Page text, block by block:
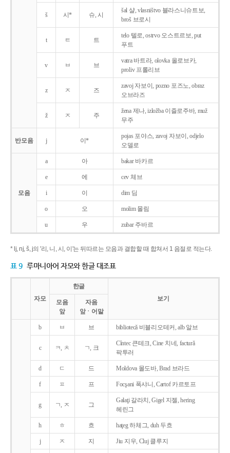
š 시* 슈, 시
šal 샬, vlasništvo 블라스니슈트보,
broš 브로시
t ㅌ 트
telo 텔로, ostrvo 오스트르보, put
푸트
v ㅂ 브
vatra 바트라, olovka 올로브카,
proliv 프롤리브
z ㅈ 즈
zavoj 자보이, pozno 포즈노, obraz
오브라즈
ž ㅈ 주
žena 제나, izložba 이즐로주바, muž
무주
반모음 j 이*
pojas 포야스, zavoj 자보이, odjelo
오델로
모음
a 아 bakar 바카르
e 에 cev 체브
i 이 dim 딤
o 오 molim 몰림
u 우 zubar 주바르
* lj, nj, š, j의 '리, 니, 시, 이'는 뒤따르는 모음과 결합할 때 합쳐서 1 음절로 적는다.
표 9 루마니아어 자모와 한글 대조표
자모
한글
보기
모음
앞
자음
앞ㆍ어말
b ㅂ 브 bibliotecǎ 비블리오테커, alb 알브
c ㅋ, ㅊ ㄱ, 크
Cîntec 큰테크, Cine 치네, facturǎ
팍투러
d ㄷ 드 Moldova 몰도바, Brad 브라드
f ㅍ 프 Focşani 폭샤니, Cartof 카르토프
g ㄱ, ㅈ 그
Galaţi 갈라치, Gigel 지젤, hering
헤린그
h ㅎ 흐 haţeg 하체그, duh 두흐
j ㅈ 지 Jiu 지우, Cluj 클루지